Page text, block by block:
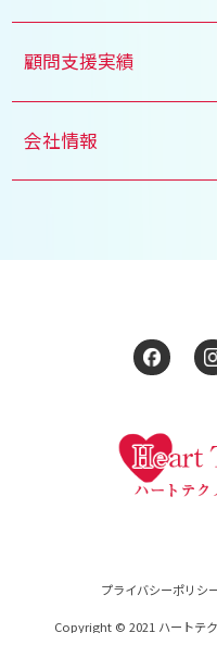
顧問支援実績
会社情報
プライバシーポリシ
Copyright © 2021 ハートテ